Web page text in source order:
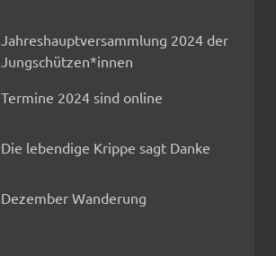
Jahreshauptversammlung 2024 der
Jungschützen*innen
Termine 2024 sind online
Die lebendige Krippe sagt Danke
Dezember Wanderung